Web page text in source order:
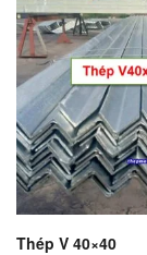
Thép V 40×40